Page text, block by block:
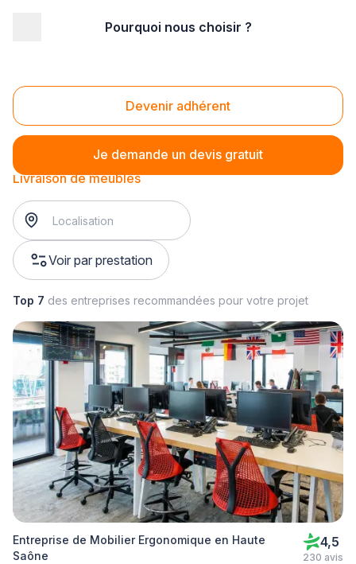
Pourquoi nous choisir ?
Devenir adhérent
Je demande un devis gratuit
Livraison de meubles
Livraison de meubles
Voir par prestation
Top 7 des entreprises recommandées pour votre projet
Entreprise de Mobilier Ergonomique en Haute
Saône
4,5
230 avis